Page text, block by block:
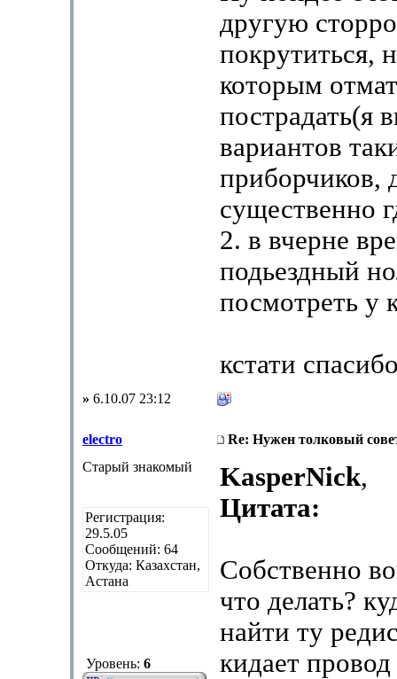
другую
покрутиться,
которым
пострадать(я
вариантов
приборчиков,
существенно
2. в вчерне
подьездный
посмотреть у
кстати
» 6.10.07 23:12
electro
Re: Нужен толковый
Старый знакомый
Регистрация:
29.5.05
Сообщений: 64
Откуда: Казахстан,
Астана
Уровень: 6
KasperNick,
Цитата:
Собственно
что делать?
найти ту
кидает